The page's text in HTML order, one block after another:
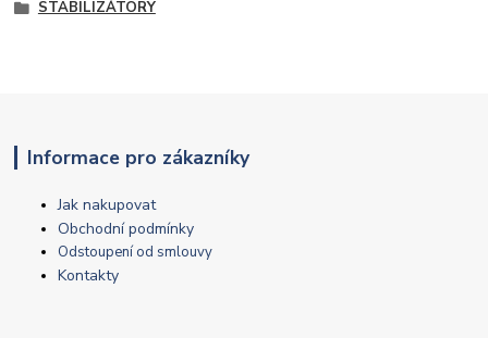
STABILIZÁTORY
Informace pro zákazníky
Jak nakupovat
Obchodní podmínky
Odstoupení od smlouvy
Kontakty